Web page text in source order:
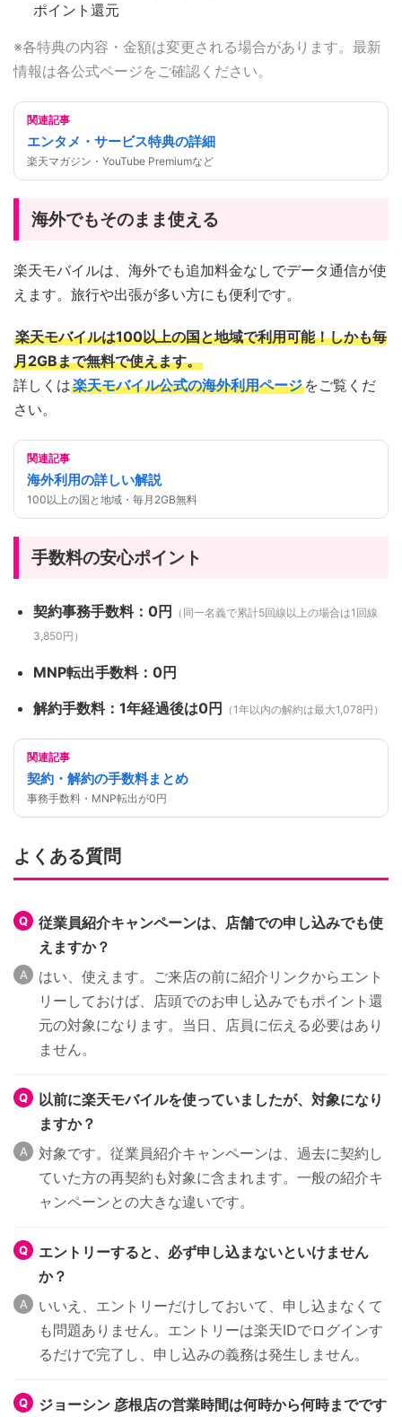
ポイント還元
※各特典の内容・金額は変更される場合があります。最新
情報は各公式ページをご確認ください。
関連記事
エンタメ・サービス特典の詳細
楽天マガジン・YouTube Premiumなど
海外でもそのまま使える
楽天モバイルは、海外でも追加料金なしでデータ通信が使
えます。旅行や出張が多い方にも便利です。
楽天モバイルは100以上の国と地域で利用可能！しかも毎
月2GBまで無料で使えます。
詳しくは楽天モバイル公式の海外利用ページ をご覧くだ
さい。
関連記事
海外利用の詳しい解説
100以上の国と地域・毎月2GB無料
手数料の安心ポイント
契約事務手数料：0円
（同一名義で累計5回線以上の場合は1回線
3,850円）
MNP転出手数料：0円
解約手数料：1年経過後は0円
（1年以内の解約は最大1,078円）
関連記事
契約・解約の手数料まとめ
事務手数料・MNP転出が0円
よくある質問
従業員紹介キャンペーンは、店舗での申し込みでも使
えますか？
はい、使えます。ご来店の前に紹介リンクからエント
リーしておけば、店頭でのお申し込みでもポイント還
元の対象になります。当日、店員に伝える必要はあり
ません。
以前に楽天モバイルを使っていましたが、対象になり
ますか？
対象です。従業員紹介キャンペーンは、過去に契約し
ていた方の再契約も対象に含まれます。一般の紹介キ
ャンペーンとの大きな違いです。
エントリーすると、必ず申し込まないといけません
か？
いいえ、エントリーだけしておいて、申し込まなくて
も問題ありません。エントリーは楽天IDでログインす
るだけで完了し、申し込みの義務は発生しません。
ジョーシン 彦根店の営業時間は何時から何時までです